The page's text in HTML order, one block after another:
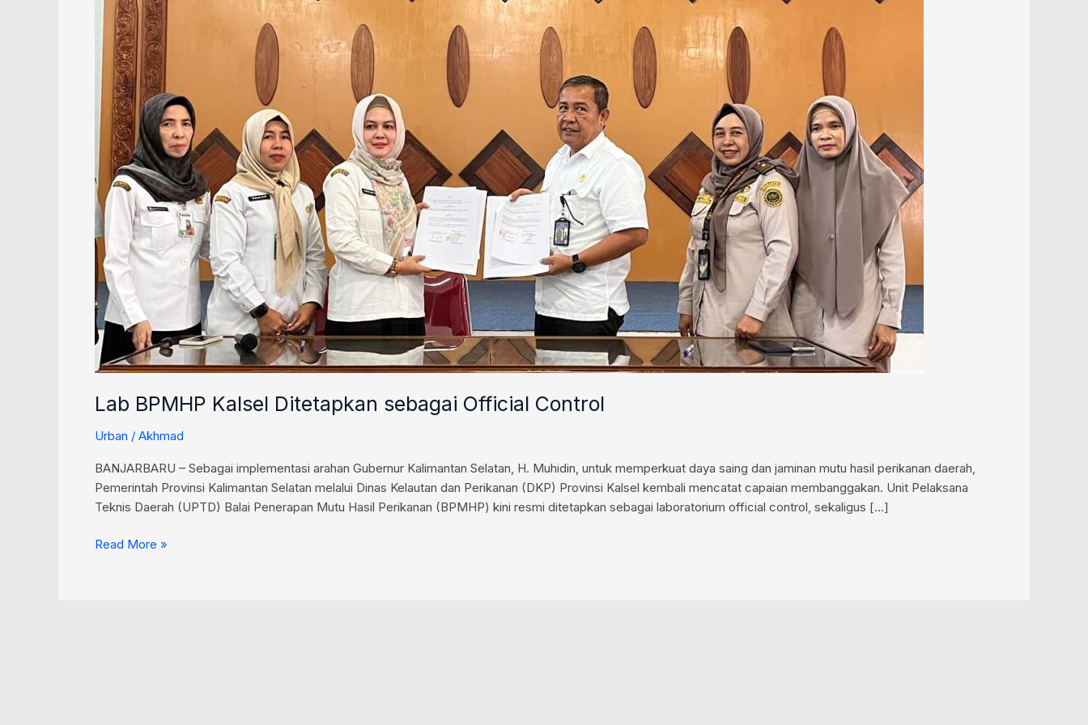
Lab BPMHP Kalsel Ditetapkan sebagai Official Control
Urban / Akhmad
BANJARBARU – Sebagai implementasi arahan Gubernur Kalimantan Selatan, H. Muhidin, untuk memperkuat daya saing dan jaminan mutu hasil perikanan daerah,
Pemerintah Provinsi Kalimantan Selatan melalui Dinas Kelautan dan Perikanan (DKP) Provinsi Kalsel kembali mencatat capaian membanggakan. Unit Pelaksana
Teknis Daerah (UPTD) Balai Penerapan Mutu Hasil Perikanan (BPMHP) kini resmi ditetapkan sebagai laboratorium official control, sekaligus […]
Official
Control
Read More »